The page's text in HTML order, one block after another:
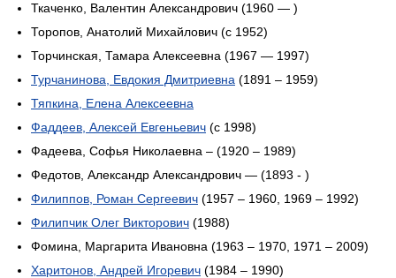
Ткаченко, Валентин Александрович (1960 — )
Торопов, Анатолий Михайлович (c 1952)
Торчинская, Тамара Алексеевна (1967 — 1997)
Турчанинова, Евдокия Дмитриевна (1891 – 1959)
Тяпкина, Елена Алексеевна
Фаддеев, Алексей Евгеньевич (c 1998)
Фадеева, Софья Николаевна – (1920 – 1989)
Федотов, Александр Александрович — (1893 - )
Филиппов, Роман Сергеевич (1957 – 1960, 1969 – 1992)
Филипчик Олег Викторович (1988)
Фомина, Маргарита Ивановна (1963 – 1970, 1971 – 2009)
Харитонов, Андрей Игоревич (1984 – 1990)